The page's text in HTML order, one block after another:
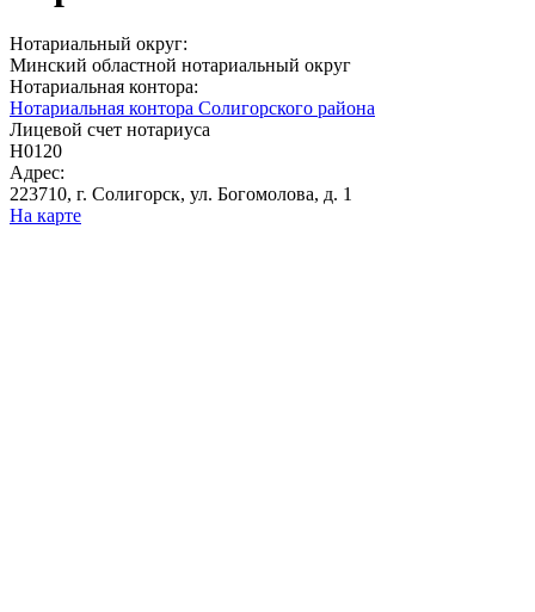
Нотариальный округ:
Минский областной нотариальный округ
Нотариальная контора:
Нотариальная контора Солигорского района
Лицевой счет нотариуса
Н0120
Адрес:
223710, г. Солигорск, ул. Богомолова, д. 1
На карте